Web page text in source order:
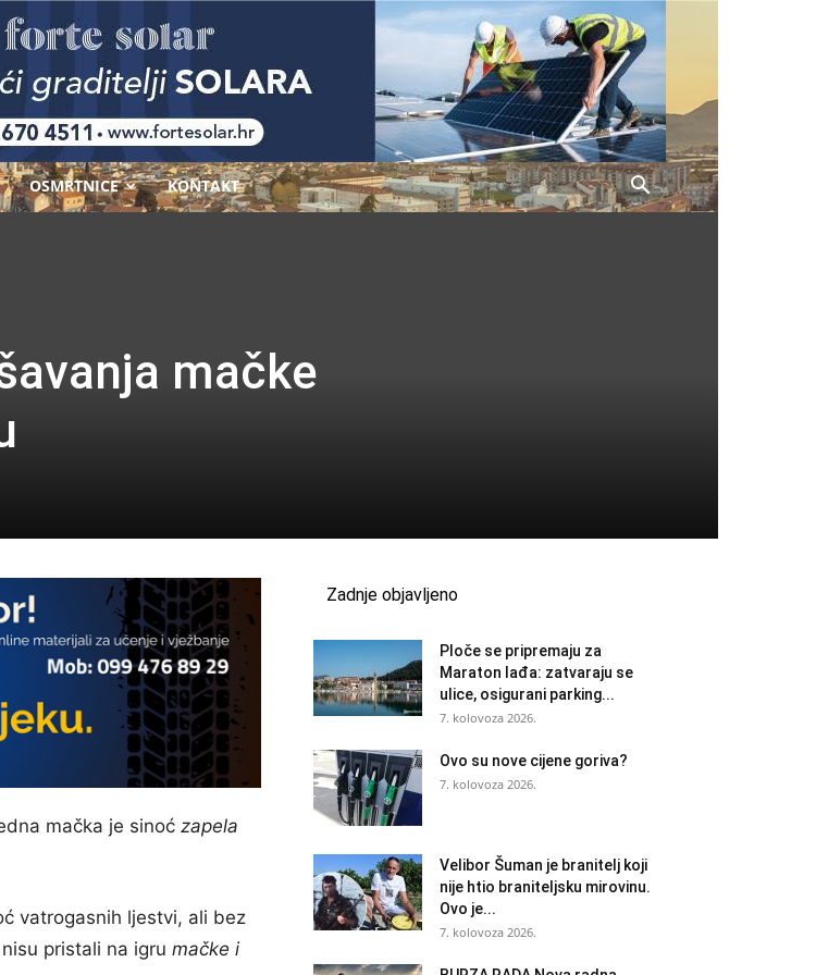
OSMRTNICE KONTAKT
mačke
mačka je sinoć zapela
vatrogasnih ljestvi, ali bez
pristali na igru mačke i
Zadnje objavljeno
Ploče se pripremaju za
Maraton lađa: zatvaraju se
ulice, osigurani parking...
7. kolovoza 2026.
Ovo su nove cijene goriva?
7. kolovoza 2026.
Velibor Šuman je branitelj koji
nije htio braniteljsku mirovinu.
Ovo je...
7. kolovoza 2026.